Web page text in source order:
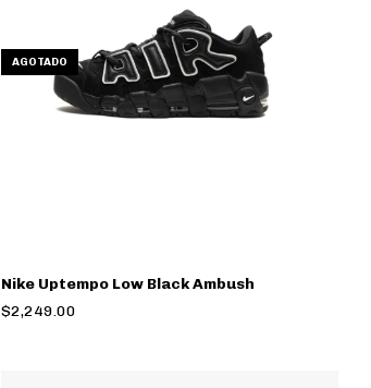
AGOTADO
Nike Uptempo Low Black Ambush
$2,249.00